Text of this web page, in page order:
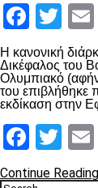
Η κανονική
Δικέφαλος του
Ολυμπιακό
του επιβλήθηκε
εκδίκαση στην
Continue Reading